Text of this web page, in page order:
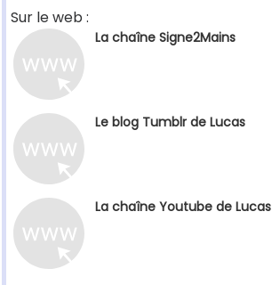
Sur le web :
La chaîne Signe2Mains
Le blog Tumblr de Lucas
La chaîne Youtube de